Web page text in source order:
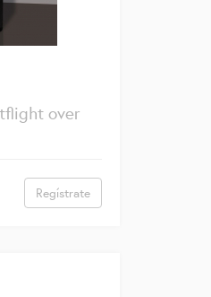
over
Regístrate